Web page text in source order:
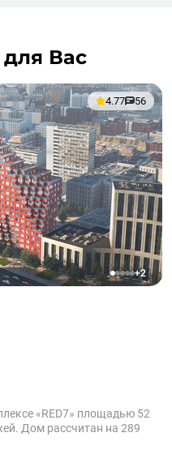
Вас
4.77 56
12345+2
«RED7» площадью 52
Дом рассчитан на 289